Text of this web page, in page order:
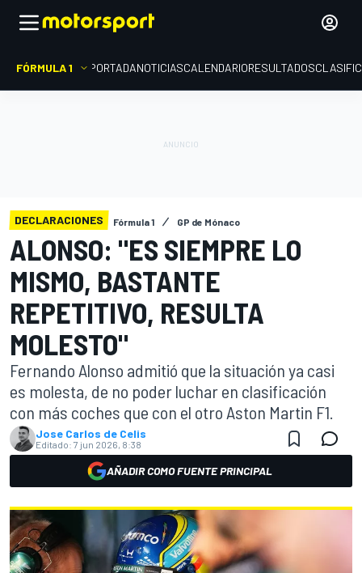
FÓRMULA 1 PORTADANOTICIASCALENDARIORESULTADOS
DECLARACIONES Fórmula 1 GP de Mónaco
ALONSO: "ES SIEMPRE LO
MISMO, BASTANTE
REPETITIVO, RESULTA
MOLESTO"
Fernando Alonso admitió que la situación ya casi
es molesta, de no poder luchar en clasificación
con más coches que con el otro Aston Martin F1.
Jose Carlos de Celis
Editado: 7 jun 2026, 8:38
AÑADIR COMO FUENTE PRINCIPAL